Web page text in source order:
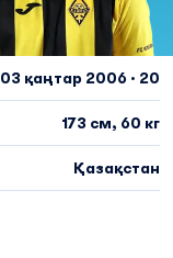
03 қаңтар 2006 · 20
173 см, 60 кг
Қазақстан